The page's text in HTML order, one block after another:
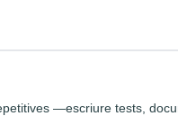
—escriure tests,